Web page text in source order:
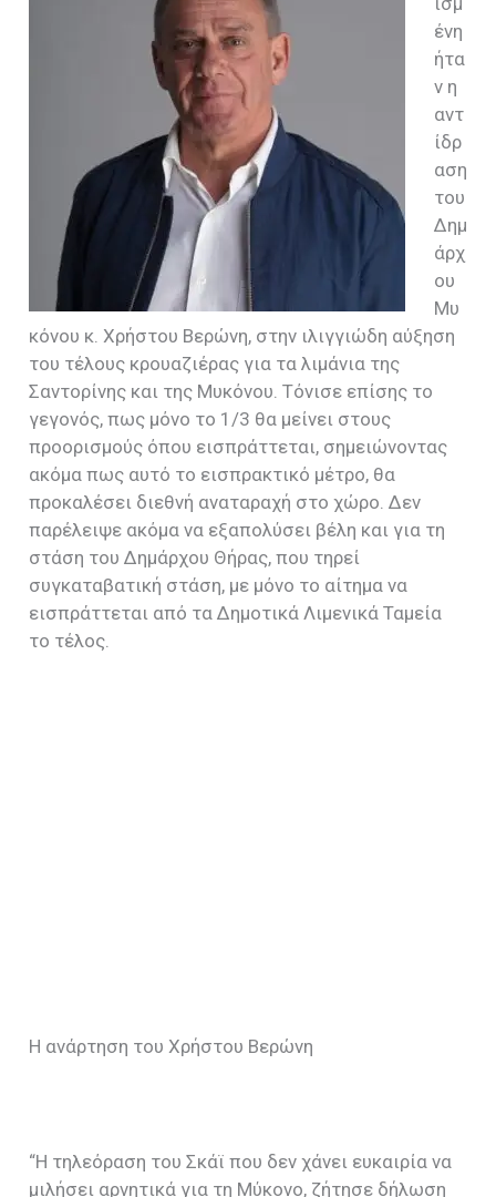
ένη
ήτα
ν η
αντ
ίδρ
αση
του
Δημ
άρχ
ου
Μυ
κόνου κ. Χρήστου Βερώνη, στην ιλιγγιώδη αύξηση
του τέλους κρουαζιέρας για τα λιμάνια της
Σαντορίνης και της Μυκόνου. Τόνισε επίσης το
γεγονός, πως μόνο το 1/3 θα μείνει στους
προορισμούς όπου εισπράττεται, σημειώνοντας
ακόμα πως αυτό το εισπρακτικό μέτρο, θα
προκαλέσει διεθνή αναταραχή στο χώρο. Δεν
παρέλειψε ακόμα να εξαπολύσει βέλη και για τη
στάση του Δημάρχου Θήρας, που τηρεί
συγκαταβατική στάση, με μόνο το αίτημα να
εισπράττεται από τα Δημοτικά Λιμενικά Ταμεία
το τέλος.
Η ανάρτηση του Χρήστου Βερώνη
“Η τηλεόραση του Σκάϊ που δεν χάνει ευκαιρία να
μιλήσει αρνητικά για τη Μύκονο, ζήτησε δήλωση